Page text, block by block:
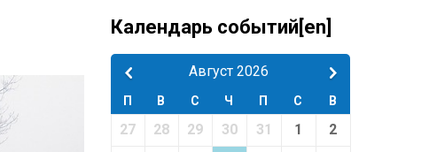
Календарь событий[en]
Август 2026
П В С Ч П С В
27 28 29 30 31 1
2